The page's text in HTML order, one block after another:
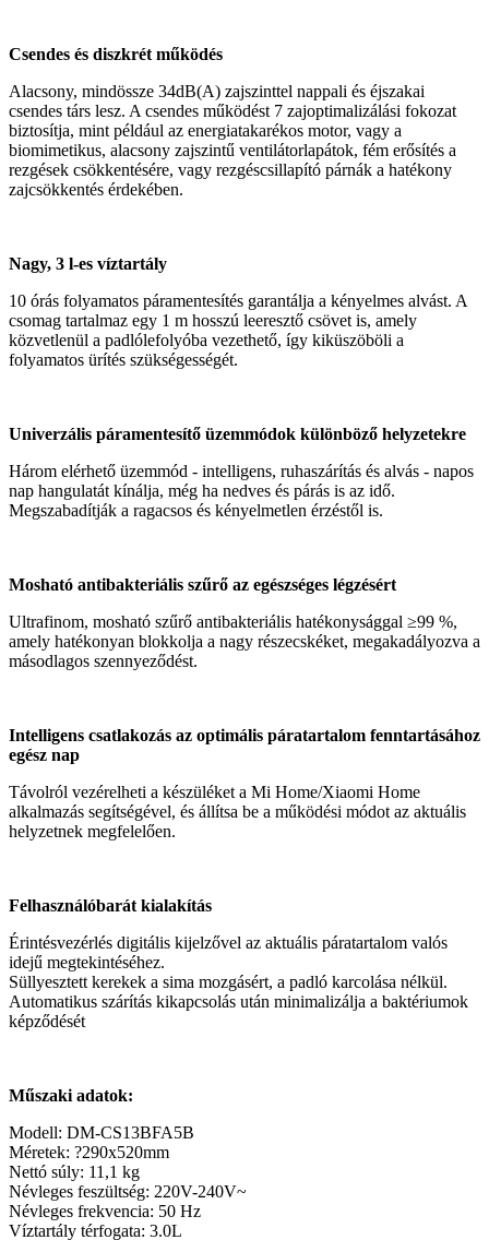
Csendes és diszkrét működés
Alacsony, mindössze 34dB(A) zajszinttel nappali és éjszakai
csendes társ lesz. A csendes működést 7 zajoptimalizálási fokozat
biztosítja, mint például az energiatakarékos motor, vagy a
biomimetikus, alacsony zajszintű ventilátorlapátok, fém erősítés a
rezgések csökkentésére, vagy rezgéscsillapító párnák a hatékony
zajcsökkentés érdekében.
Nagy, 3 l-es víztartály
10 órás folyamatos páramentesítés garantálja a kényelmes alvást. A
csomag tartalmaz egy 1 m hosszú leeresztő csövet is, amely
közvetlenül a padlólefolyóba vezethető, így kiküszöböli a
folyamatos ürítés szükségességét.
Univerzális páramentesítő üzemmódok különböző helyzetekre
Három elérhető üzemmód - intelligens, ruhaszárítás és alvás - napos
nap hangulatát kínálja, még ha nedves és párás is az idő.
Megszabadítják a ragacsos és kényelmetlen érzéstől is.
Mosható antibakteriális szűrő az egészséges légzésért
Ultrafinom, mosható szűrő antibakteriális hatékonysággal ≥99 %,
amely hatékonyan blokkolja a nagy részecskéket, megakadályozva a
másodlagos szennyeződést.
Intelligens csatlakozás az optimális páratartalom fenntartásához
egész nap
Távolról vezérelheti a készüléket a Mi Home/Xiaomi Home
alkalmazás segítségével, és állítsa be a működési módot az aktuális
helyzetnek megfelelően.
Felhasználóbarát kialakítás
Érintésvezérlés digitális kijelzővel az aktuális páratartalom valós
idejű megtekintéséhez.
Süllyesztett kerekek a sima mozgásért, a padló karcolása nélkül.
Automatikus szárítás kikapcsolás után minimalizálja a baktériumok
képződését
Műszaki adatok:
Modell: DM-CS13BFA5B
Méretek: ?290x520mm
Nettó súly: 11,1 kg
Névleges feszültség: 220V-240V~
Névleges frekvencia: 50 Hz
Víztartály térfogata: 3.0L